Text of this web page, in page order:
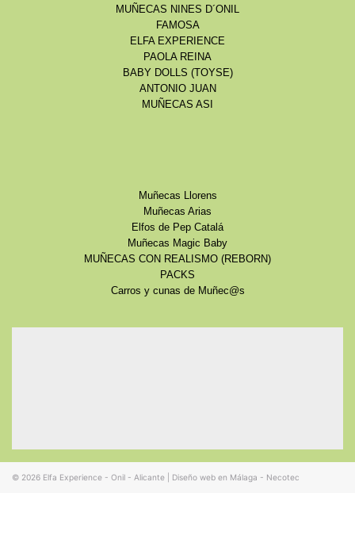
MUÑECAS NINES D´ONIL
FAMOSA
ELFA EXPERIENCE
PAOLA REINA
BABY DOLLS (TOYSE)
ANTONIO JUAN
MUÑECAS ASI
Muñecas Llorens
Muñecas Arias
Elfos de Pep Catalá
Muñecas Magic Baby
MUÑECAS CON REALISMO (REBORN)
PACKS
Carros y cunas de Muñec@s
© 2026 Elfa Experience - Onil - Alicante Diseño web en Málaga - Necotec